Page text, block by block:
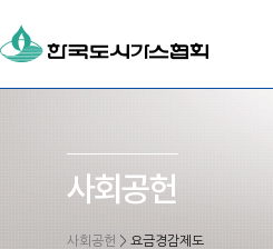
사회공헌 > 요금경감제도